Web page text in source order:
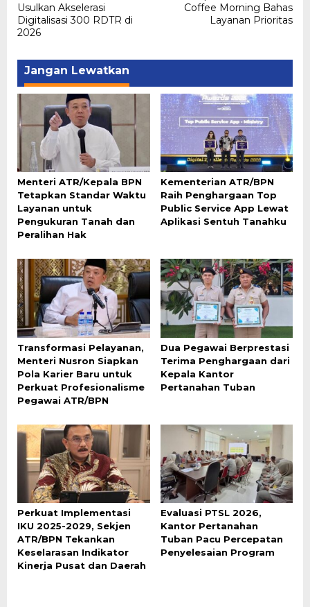
Usulkan Akselerasi
Digitalisasi 300 RDTR di
2026
Coffee Morning Bahas
Layanan Prioritas
Jangan Lewatkan
Menteri ATR/Kepala BPN
Tetapkan Standar Waktu
Layanan untuk
Pengukuran Tanah dan
Peralihan Hak
Kementerian ATR/BPN
Raih Penghargaan Top
Public Service App Lewat
Aplikasi Sentuh Tanahku
Transformasi Pelayanan,
Menteri Nusron Siapkan
Pola Karier Baru untuk
Perkuat Profesionalisme
Pegawai ATR/BPN
Dua Pegawai Berprestasi
Terima Penghargaan dari
Kepala Kantor
Pertanahan Tuban
Perkuat Implementasi
IKU 2025-2029, Sekjen
ATR/BPN Tekankan
Keselarasan Indikator
Kinerja Pusat dan Daerah
Evaluasi PTSL 2026,
Kantor Pertanahan
Tuban Pacu Percepatan
Penyelesaian Program